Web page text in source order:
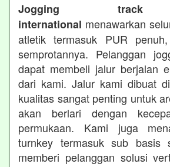
Jogging track
international menawarkan
atletik termasuk PUR
semprotannya. Pelanggan
dapat membeli jalur berjalan
dari kami. Jalur kami dibuat
kualitas sangat penting untuk
akan berlari dengan
permukaan. Kami juga
turnkey termasuk sub basis
memberi pelanggan solusi